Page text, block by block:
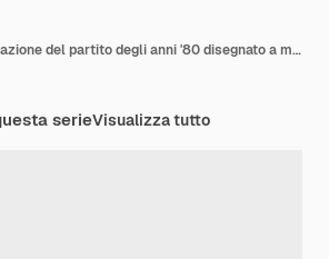
Banner di contrazione del partito degli anni '80 disegnato a mano
serieVisualizza tutto